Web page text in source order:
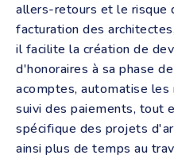
allers-retours et le risque
facturation des
il facilite la création de
d'honoraires à sa phase
acomptes, automatise
suivi des paiements, tout
spécifique des projets
ainsi plus de temps au